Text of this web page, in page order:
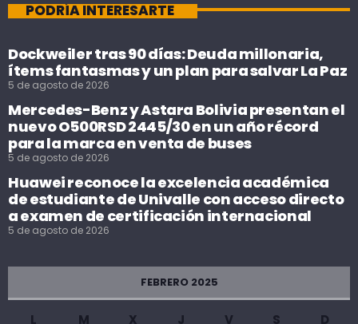
PODRÍA INTERESARTE
Dockweiler tras 90 días: Deuda millonaria,
ítems fantasmas y un plan para salvar La Paz
5 de agosto de 2026
Mercedes-Benz y Astara Bolivia presentan el
nuevo O500RSD 2445/30 en un año récord
para la marca en venta de buses
5 de agosto de 2026
Huawei reconoce la excelencia académica
de estudiante de Univalle con acceso directo
a examen de certificación internacional
5 de agosto de 2026
FEBRERO 2025
L M X J V S
D